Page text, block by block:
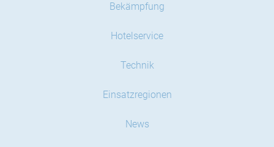
Bekämpfung
Hotelservice
Technik
Einsatzregionen
News